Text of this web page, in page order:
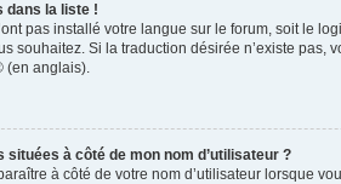
dans la liste !
pas installé votre langue sur le forum, soit le
souhaitez. Si la traduction désirée n’existe
(en anglais).
situées à côté de mon nom d’utilisateur ?
à côté de votre nom d’utilisateur lorsque